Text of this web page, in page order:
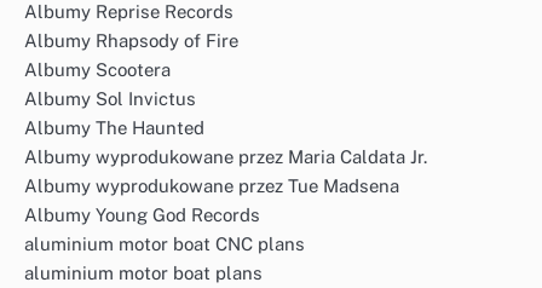
Albumy Reprise Records
Albumy Rhapsody of Fire
Albumy Scootera
Albumy Sol Invictus
Albumy The Haunted
Albumy wyprodukowane przez Maria Caldata Jr.
Albumy wyprodukowane przez Tue Madsena
Albumy Young God Records
aluminium motor boat CNC plans
aluminium motor boat plans